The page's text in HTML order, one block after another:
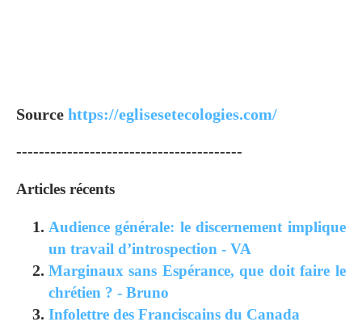
Source https://eglisesetecologies.com/
----------------------------------------
Articles récents
Audience générale: le discernement implique
un travail d’introspection - VA
Marginaux sans Espérance, que doit faire le
chrétien ? - Bruno
Infolettre des Franciscains du Canada